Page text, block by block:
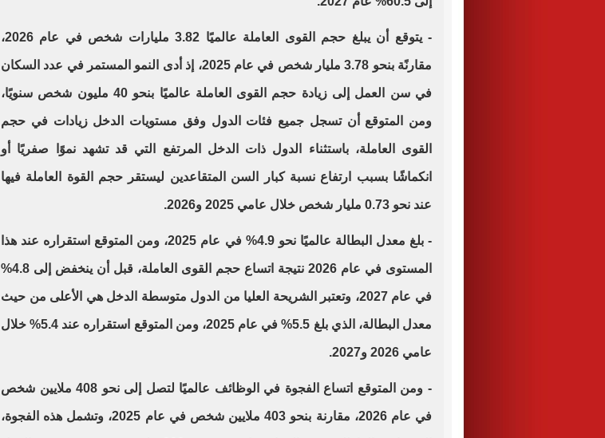
- يتوقع أن يبلغ حجم القوى العاملة عالميًا 3.82 مليارات شخص في عام 2026،
مقارنًة بنحو 3.78 مليار شخص في عام 2025، إذ أدى النمو المستمر في عدد السكان
في سن العمل إلى زيادة حجم القوى العاملة عالميًا بنحو 40 مليون شخص سنويًا،
ومن المتوقع أن تسجل جميع فئات الدول وفق مستويات الدخل زيادات في حجم
القوى العاملة، باستثناء الدول ذات الدخل المرتفع التي قد تشهد نموًا صفريًا أو
انكماشًا بسبب ارتفاع نسبة كبار السن المتقاعدين ليستقر حجم القوة العاملة فيها
عند نحو 0.73 مليار شخص خلال عامي 2025 و2026.
- بلغ معدل البطالة عالميًا نحو 4.9% في عام 2025، ومن المتوقع استقراره عند هذا
المستوى في عام 2026 نتيجة اتساع حجم القوى العاملة، قبل أن ينخفض إلى 4.8%
في عام 2027، وتعتبر الشريحة العليا من الدول متوسطة الدخل هي الأعلى من حيث
معدل البطالة، الذي بلغ 5.5% في عام 2025، ومن المتوقع استقراره عند 5.4% خلال
عامي 2026 و2027.
- ومن المتوقع اتساع الفجوة في الوظائف عالميًا لتصل إلى نحو 408 ملايين شخص
في عام 2026، مقارنة بنحو 403 ملايين شخص في عام 2025، وتشمل هذه الفجوة،